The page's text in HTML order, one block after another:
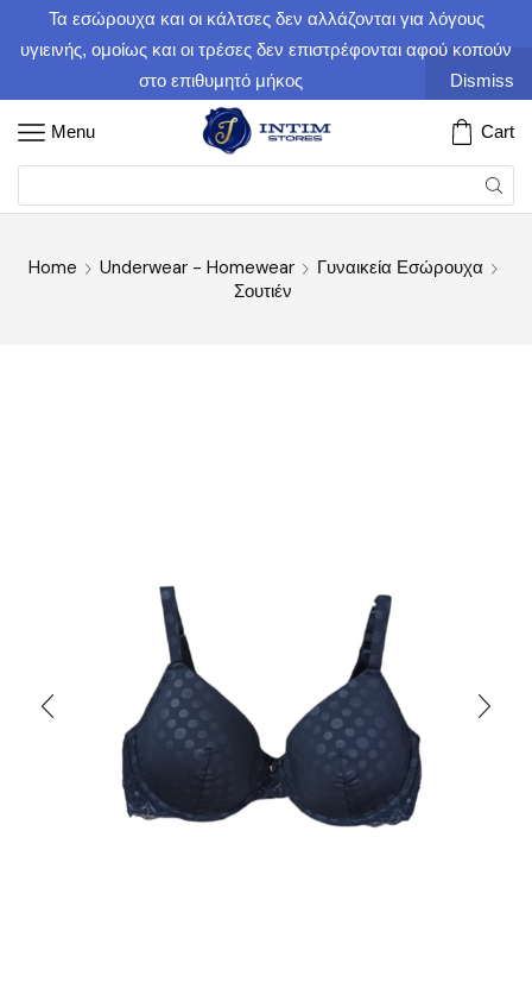
Τα εσώρουχα και οι κάλτσες δεν αλλάζονται για λόγους
υγιεινής, ομοίως και οι τρέσες δεν επιστρέφονται αφού κοπούν
στο επιθυμητό μήκος
Dismiss
Menu Cart
Home Underwear - Homewear
Γυναικεία Εσώρουχα
Σουτιέν